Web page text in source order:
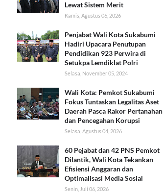
Lewat Sistem Merit
Kamis, Agustus 06, 2026
Penjabat Wali Kota Sukabumi
Hadiri Upacara Penutupan
Pendidikan 923 Perwira di
Setukpa Lemdiklat Polri
Selasa, November 05, 2024
Wali Kota: Pemkot Sukabumi
Fokus Tuntaskan Legalitas Aset
Daerah Pasca Rakor Pertanahan
dan Pencegahan Korupsi
Selasa, Agustus 04, 2026
60 Pejabat dan 42 PNS Pemkot
Dilantik, Wali Kota Tekankan
Efisiensi Anggaran dan
Optimalisasi Media Sosial
Senin, Juli 06, 2026